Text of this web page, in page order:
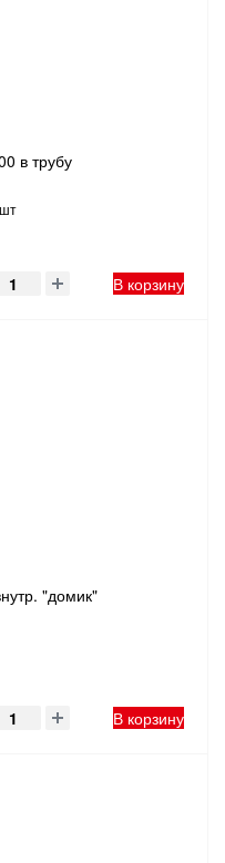
СВЕТОТЕХНИКА
в трубу
шт
В корзину
"домик"
В корзину